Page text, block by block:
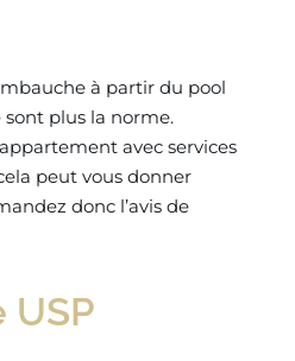
à partir du pool
plus la norme.
avec services
peut vous donner
donc l’avis de